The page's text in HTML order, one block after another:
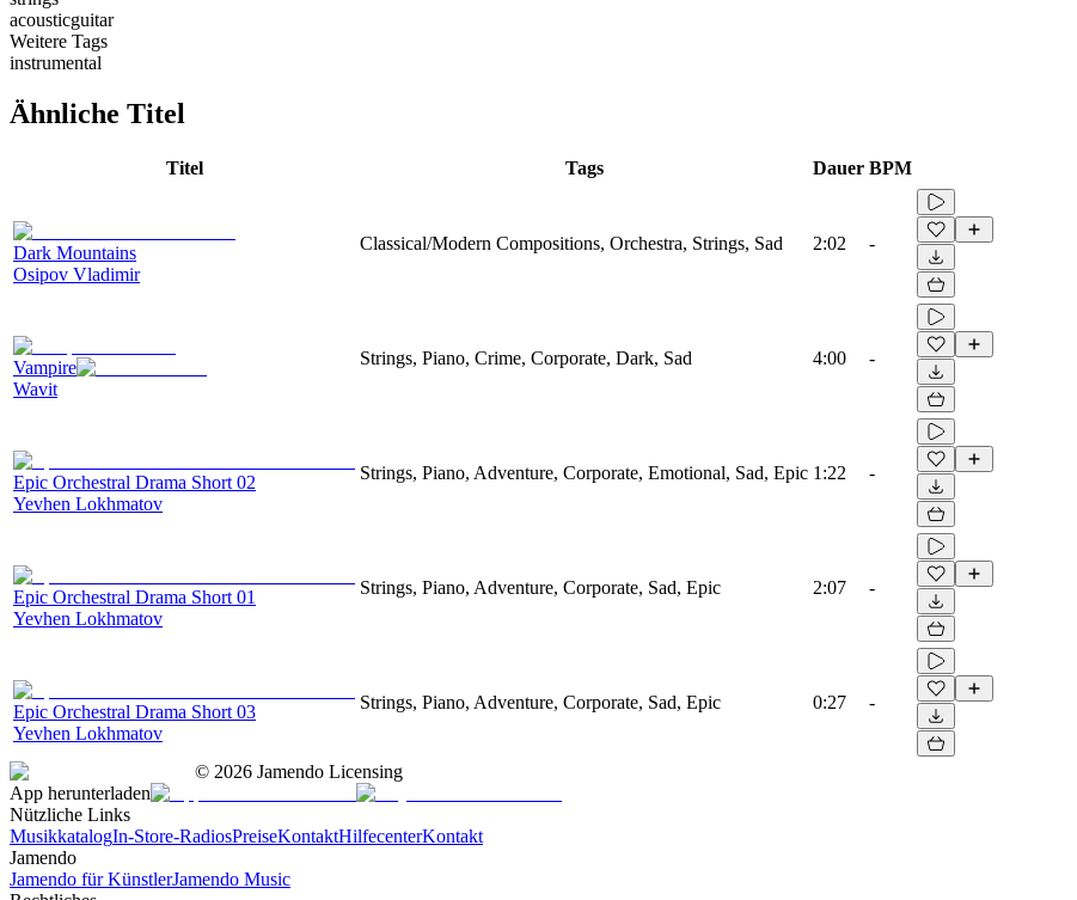
acousticguitar
Weitere Tags
instrumental
Ähnliche Titel
Titel Tags Dauer BPM
Dark Mountains
Osipov Vladimir
Classical/Modern Compositions, Orchestra, Strings, Sad 2:02 -
Vampire
Wavit
Strings, Piano, Crime, Corporate, Dark, Sad 4:00 -
Epic Orchestral Drama Short 02
Yevhen Lokhmatov
Strings, Piano, Adventure, Corporate, Emotional, Sad, Epic 1:22 -
Epic Orchestral Drama Short 01
Yevhen Lokhmatov
Strings, Piano, Adventure, Corporate, Sad, Epic 2:07 -
Epic Orchestral Drama Short 03
Yevhen Lokhmatov
Strings, Piano, Adventure, Corporate, Sad, Epic 0:27 -
© 2026 Jamendo Licensing
App herunterladen
Nützliche Links
MusikkatalogIn-Store-RadiosPreiseKontaktHilfecenterKontakt
Jamendo
Jamendo für KünstlerJamendo Music